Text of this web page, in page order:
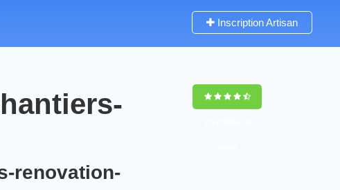
Inscription Artisan
renovation-